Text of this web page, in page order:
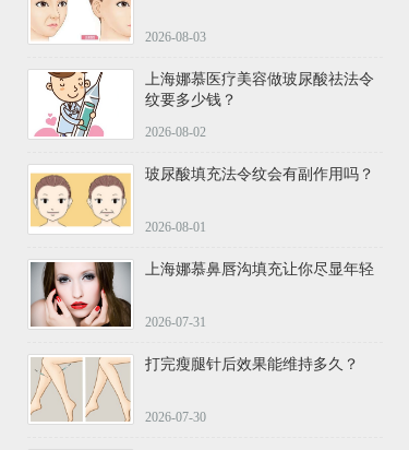
2026-08-03
上海娜慕医疗美容做玻尿酸祛法令
纹要多少钱？
2026-08-02
玻尿酸填充法令纹会有副作用吗？
2026-08-01
上海娜慕鼻唇沟填充让你尽显年轻
2026-07-31
打完瘦腿针后效果能维持多久？
2026-07-30